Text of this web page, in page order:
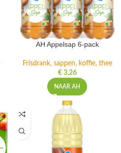
AH Appelsap 6-pack
Frisdrank, sappen, koffie, thee
€3,26
NAAR AH